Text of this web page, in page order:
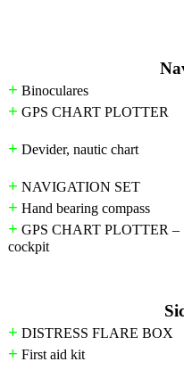
+ Binoculares
+ GPS CHART PLOTTER
+ Devider, nautic chart
+ NAVIGATION SET
+ Hand bearing compass
+ GPS CHART PLOTTER –
cockpit
+ DISTRESS FLARE BOX
+ First aid kit